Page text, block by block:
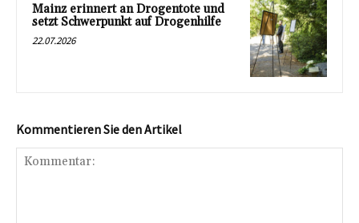
Mainz erinnert an Drogentote und
setzt Schwerpunkt auf Drogenhilfe
22.07.2026
Kommentieren Sie den Artikel